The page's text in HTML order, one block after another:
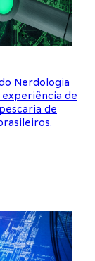
Nerdologia
de
de